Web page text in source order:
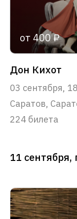
от 400 ₽
Дон Кихот
03 сентября,
Саратов,
224 билета
11 сентября,